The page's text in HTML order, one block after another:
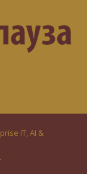
IT, AI &